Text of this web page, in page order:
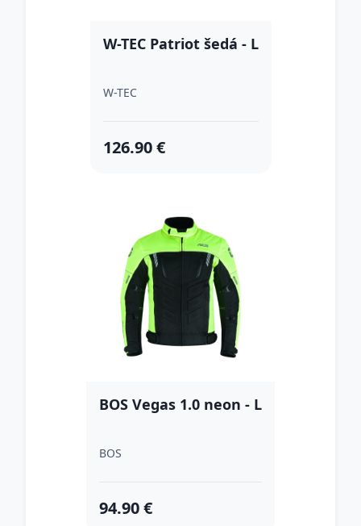
W-TEC Patriot šedá - L
W-TEC
126.90 €
BOS Vegas 1.0 neon - L
BOS
94.90 €